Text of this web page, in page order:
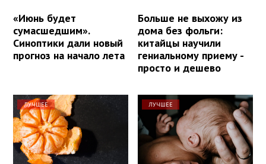
«Июнь будет
сумасшедшим».
Синоптики дали новый
прогноз на начало лета
Больше не выхожу из
дома без фольги:
китайцы научили
гениальному приему -
просто и дешево
ЛУЧШЕЕ ЛУЧШЕЕ